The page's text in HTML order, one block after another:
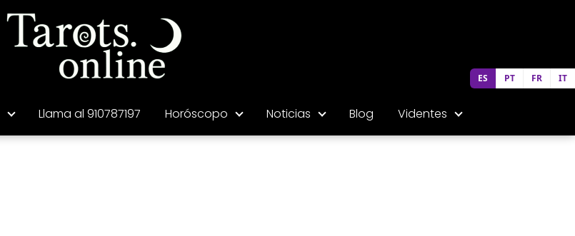
Llama al 910787197 Horóscopo Noticias Blog Videntes
ES PT FR IT